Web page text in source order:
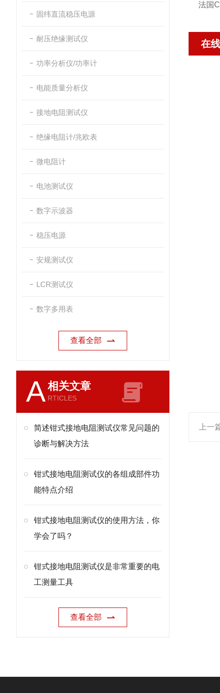
固纬直流稳压电源
耐压绝缘测试仪
功率分析仪/功率计
电能质量分析仪
接地电阻测试仪
绝缘电阻计/兆欧表
微电阻计
电池测试仪
数字示波器
稳压电源
安规测试仪
LCR测试仪
数字多用表
查看全部
A相关文章
RTICLES
简述钳式接地电阻测试仪常见问题的
诊断与解决方法
钳式接地电阻测试仪的各组成部件功
能特点介绍
钳式接地电阻测试仪的使用方法，你
学会了吗？
钳式接地电阻测试仪是非常重要的电
工测量工具
查看全部
法国
在
上一